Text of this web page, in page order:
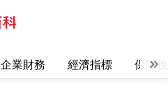
企業財務 經濟指標 保險